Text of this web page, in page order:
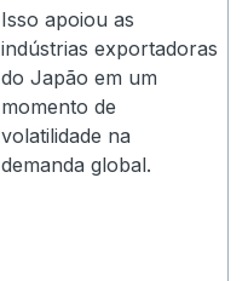
Isso apoiou as
indústrias exportadoras
do Japão em um
momento de
volatilidade na
demanda global.